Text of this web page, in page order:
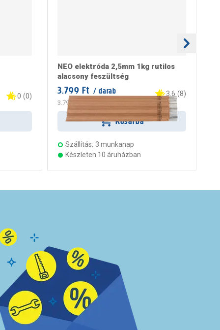
0 (0)
NEO elektróda 2,5mm 1kg rutilos
alacsony feszültség
3.799 Ft / darab
3.799 Ft/ kg
3.6 (8)
Kosárba
Szállítás: 3 munkanap
Készleten 10 áruházban